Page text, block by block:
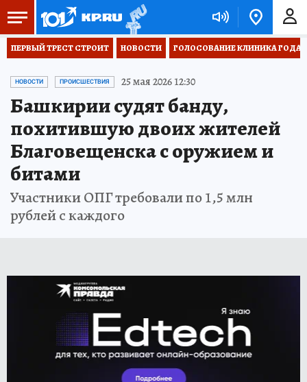
ПЕРВЫЙ ТРЕСТ СТРОИТ НОВОСТИ ГОЛОСОВАНИЕ КЛИНИКА ГОДА
НОВОСТИ ПРОИСШЕСТВИЯ 25 мая 2026 12:30
Башкирии судят банду,
похитившую двоих жителей
Благовещенска с оружием и
битами
Участники ОПГ требовали по 1,5 млн
рублей с каждого